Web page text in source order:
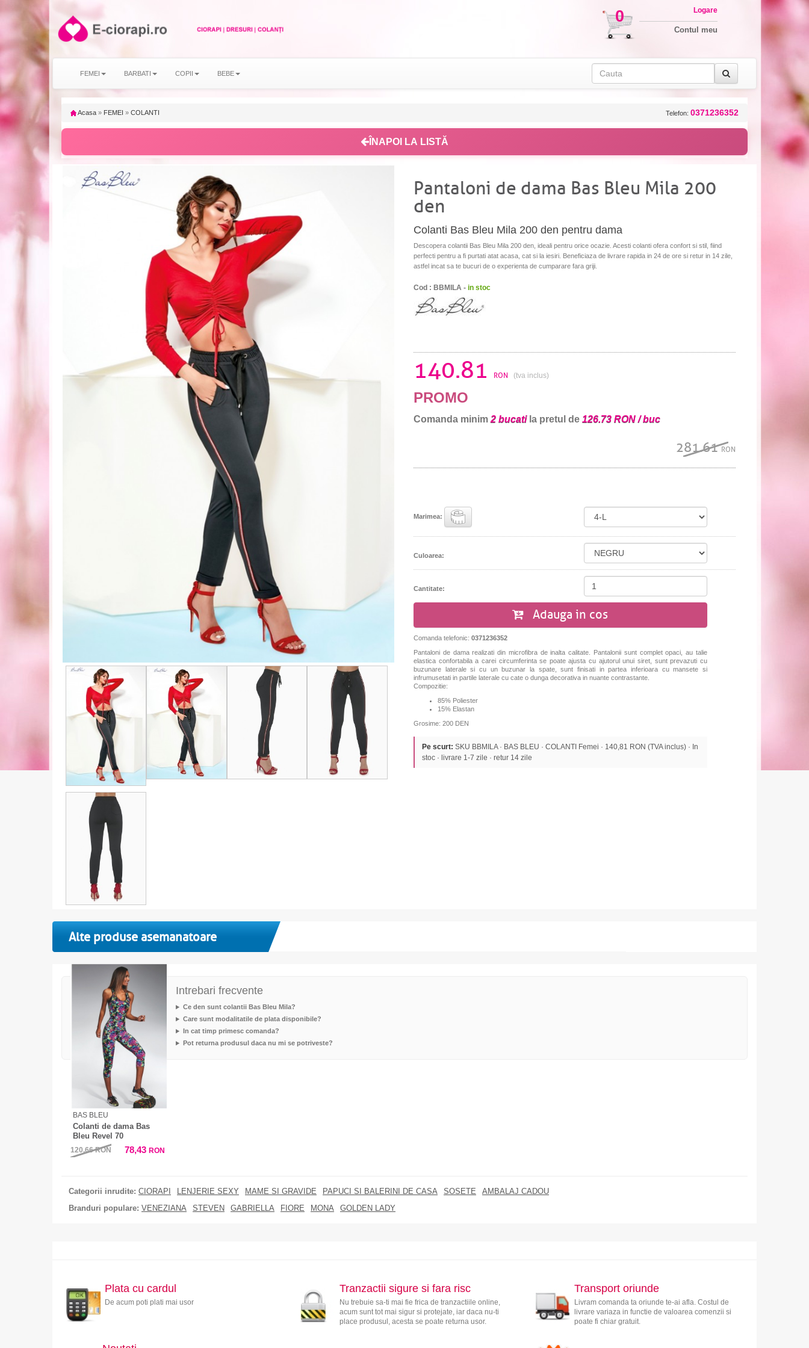
0 Logare
Contul meu
FEMEI BARBATI COPII BEBE
Acasa » FEMEI » COLANTI Telefon: 0371236352
ÎNAPOI LA LISTĂ
Pantaloni de dama Bas Bleu Mila 200
den
Colanti Bas Bleu Mila 200 den pentru dama
Descopera colantii Bas Bleu Mila 200 den, ideali pentru orice ocazie. Acesti colanti ofera confort si stil, fiind
perfecti pentru a fi purtati atat acasa, cat si la iesiri. Beneficiaza de livrare rapida in 24 de ore si retur in 14 zile,
astfel incat sa te bucuri de o experienta de cumparare fara griji.
Cod : BBMILA - in stoc
140.81 RON (tva inclus)
PROMO
Comanda minim 2 bucatila pretul de 126.73 RON / buc
281.61RON
Marimea:
Culoarea:
Cantitate:
Adauga in cos
Comanda telefonic: 0371236352
Pantaloni de dama realizati din microfibra de inalta calitate. Pantalonii sunt complet opaci, au talie
elastica confortabila a carei circumferinta se poate ajusta cu ajutorul unui siret, sunt prevazuti cu
buzunare laterale si cu un buzunar la spate, sunt finisati in partea inferioara cu mansete si
infrumusetati in partile laterale cu cate o dunga decorativa in nuante contrastante.
Compozitie:
85% Poliester
15% Elastan
Grosime: 200 DEN
Pe scurt: SKU BBMILA · BAS BLEU · COLANTI Femei · 140,81 RON (TVA inclus) · In
stoc · livrare 1-7 zile · retur 14 zile
Alte produse asemanatoare
BAS BLEU
Colanti de dama Bas
Bleu Revel 70
120,66RON 78,43 RON
Categorii inrudite: CIORAPI LENJERIE SEXY MAME SI GRAVIDE PAPUCI SI BALERINI DE CASA SOSETE
AMBALAJ CADOU
Branduri populare: VENEZIANA STEVEN GABRIELLA FIORE MONA GOLDEN LADY
Intrebari frecvente
Ce den sunt colantii Bas Bleu Mila?
Care sunt modalitatile de plata disponibile?
In cat timp primesc comanda?
Pot returna produsul daca nu mi se potriveste?
Plata cu cardul
De acum poti plati mai usor
Tranzactii sigure si fara risc
Nu trebuie sa-ti mai fie frica de tranzactiile online,
acum sunt tot mai sigur si protejate, iar daca nu-ti
place produsul, acesta se poate returna usor.
Transport oriunde
Livram comanda ta oriunde te-ai afla. Costul de
livrare variaza in functie de valoarea comenzii si
poate fi chiar gratuit.